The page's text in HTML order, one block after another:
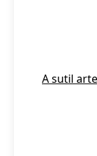
A sutil